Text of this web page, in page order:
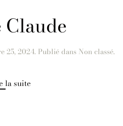
Claude
25, 2024. Publié dans Non classé.
la suite